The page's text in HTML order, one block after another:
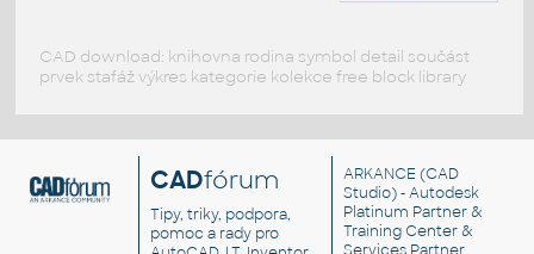
CAD download: knihovna rodina symbol detail součást
prvek stafáž výkres kategorie kolekce free block library
CADfórum
Tipy, triky, podpora,
pomoc a rady pro
ARKANCE (CAD
Studio) - Autodesk
Platinum Partner &
Training Center &
Services Partner